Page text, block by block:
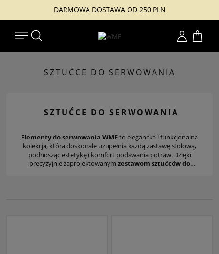
DARMOWA DOSTAWA OD 250 PLN
Konto
SZTUĆCE DO SERWOWANIA
SZTUĆCE DO SERWOWANIA
Elementy do serwowania WMFto elegancka i funkcjonalna
kolekcja, która doskonale uzupełnia każdą zastawę stołową,
podnosząc estetykę i komfort podawania potraw. Dzięki
precyzyjnie zaprojektowanym zestawom sztućców do